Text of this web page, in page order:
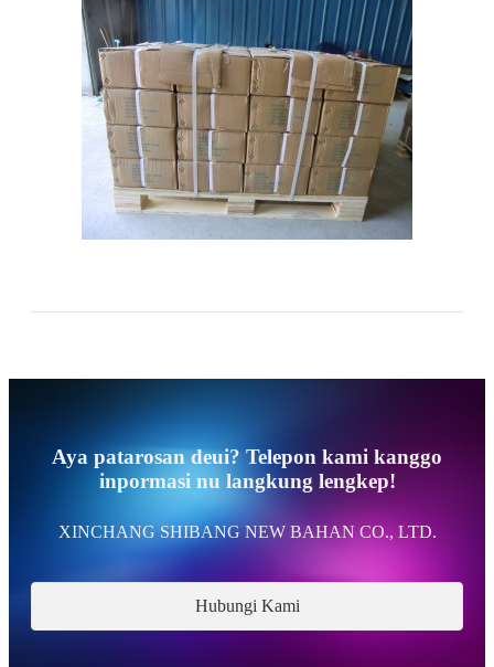
Aya patarosan deui? Telepon kami kanggo
inpormasi nu langkung lengkep!
XINCHANG SHIBANG NEW BAHAN CO., LTD.
Hubungi Kami